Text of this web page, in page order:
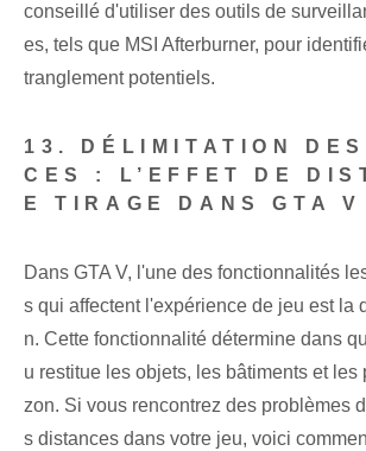
conseillé d'utiliser des outils de
es, tels que MSI Afterburner, pour
tranglement potentiels.
13. DÉLIMITATION DES
CES : L’EFFET DE
E TIRAGE DANS GTA V
Dans GTA V, l'une des fonctionnalités
s qui affectent l'expérience de jeu est la
n. Cette fonctionnalité détermine dans
u restitue les objets, les bâtiments et les
zon. Si vous rencontrez des problèmes
s distances dans votre jeu, voici